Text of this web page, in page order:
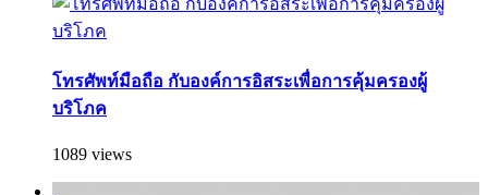
โทรศัพท์มือถือ กับองค์การอิสระเพื่อการคุ้มครองผู้
บริโภค
1089 views